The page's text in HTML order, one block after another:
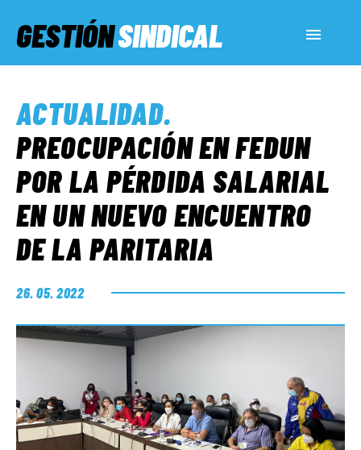
GESTIÓNSINDICAL
SERVICIOS SOCIALES
INFORMES ESPECIALES
FUERA DE MEGÁFONO
EL LADO «G»
ACTUALIDAD.
PREOCUPACIÓN EN FEDUN
POR LA PÉRDIDA SALARIAL
EN UN NUEVO ENCUENTRO
DE LA PARITARIA
26. 05. 2022